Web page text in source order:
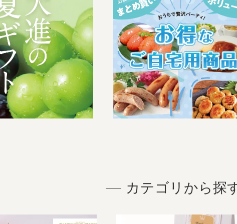
カテゴリから探